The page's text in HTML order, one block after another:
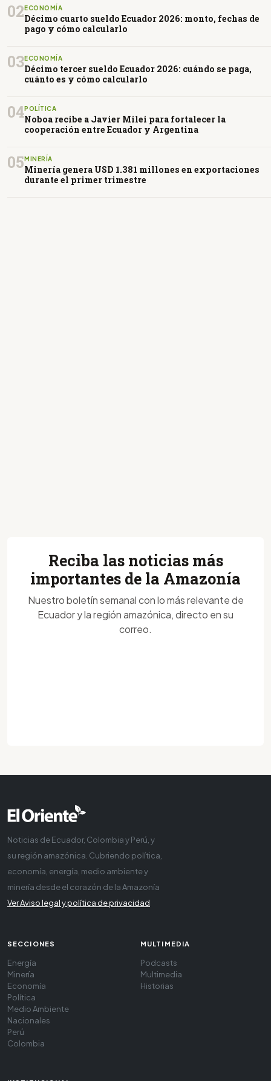
02 ECONOMÍA
Décimo cuarto sueldo Ecuador 2026: monto, fechas de
pago y cómo calcularlo
03ECONOMÍA
Décimo tercer sueldo Ecuador 2026: cuándo se paga,
cuánto es y cómo calcularlo
04POLÍTICA
Noboa recibe a Javier Milei para fortalecer la
cooperación entre Ecuador y Argentina
05 MINERÍA
Minería genera USD 1.381 millones en exportaciones
durante el primer trimestre
Reciba las noticias más
importantes de la Amazonía
Nuestro boletín semanal con lo más relevante de
Ecuador y la región amazónica, directo en su
correo.
Noticias de Ecuador, Colombia y Perú, y
su región amazónica. Cubriendo política,
economía, energía, medio ambiente y
minería desde el corazón de la Amazonía
Ver Aviso legal y política de privacidad
SECCIONES
Energía
Minería
Economía
Política
Medio Ambiente
Nacionales
Perú
Colombia
MULTIMEDIA
Podcasts
Multimedia
Historias